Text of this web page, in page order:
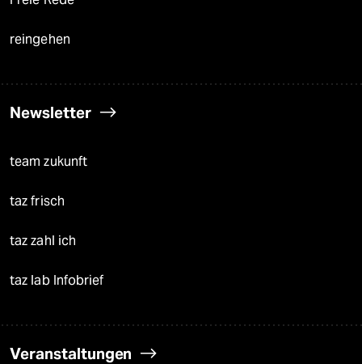
reingehen
Newsletter
team zukunft
taz frisch
taz zahl ich
taz lab Infobrief
Veranstaltungen